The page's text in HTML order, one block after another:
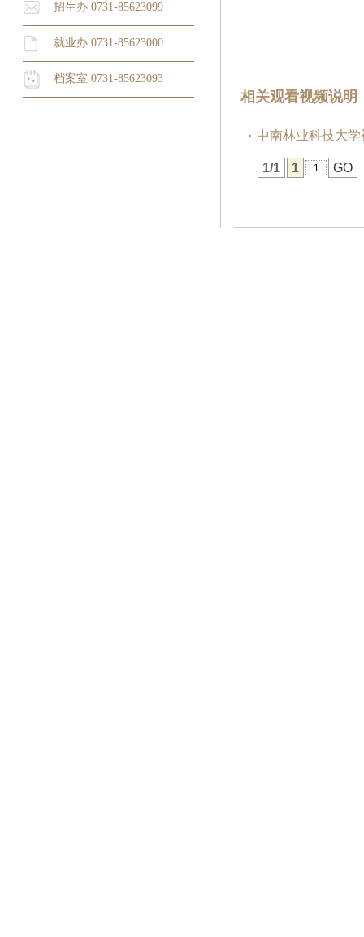
招生办 0731-85623099
就业办 0731-85623000
档案室 0731-85623093
相关观看视频说明
中南林业科技大
1/1 1 GO